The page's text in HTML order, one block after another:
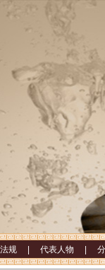
法规 | 代表人物 |